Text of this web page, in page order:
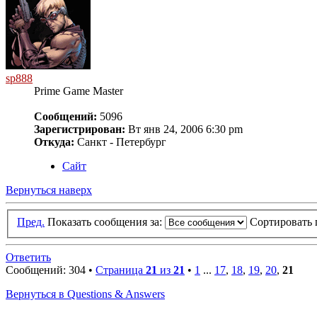
sp888
Prime Game Master
Сообщений: 5096
Зарегистрирован: Вт янв 24, 2006 6:30 pm
Откуда: Санкт - Петербург
Сайт
Вернуться наверх
Пред. Показать сообщения за: Сортировать
Ответить
Сообщений: 304 • Страница 21 из 21 • 1 ... 17, 18, 19, 20, 21
Вернуться в Questions & Answers